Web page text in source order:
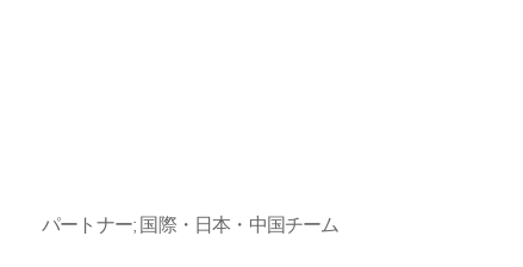
パートナー; 国際・日本・中国チーム